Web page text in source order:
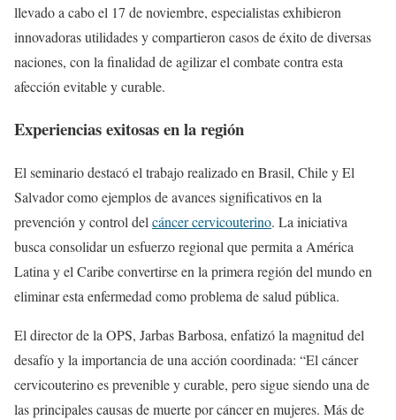
llevado a cabo el 17 de noviembre, especialistas exhibieron
innovadoras utilidades y compartieron casos de éxito de diversas
naciones, con la finalidad de agilizar el combate contra esta
afección evitable y curable.
Experiencias exitosas en la región
El seminario destacó el trabajo realizado en Brasil, Chile y El
Salvador como ejemplos de avances significativos en la
prevención y control del cáncer cervicouterino. La iniciativa
busca consolidar un esfuerzo regional que permita a América
Latina y el Caribe convertirse en la primera región del mundo en
eliminar esta enfermedad como problema de salud pública.
El director de la OPS, Jarbas Barbosa, enfatizó la magnitud del
desafío y la importancia de una acción coordinada: “El cáncer
cervicouterino es prevenible y curable, pero sigue siendo una de
las principales causas de muerte por cáncer en mujeres. Más de